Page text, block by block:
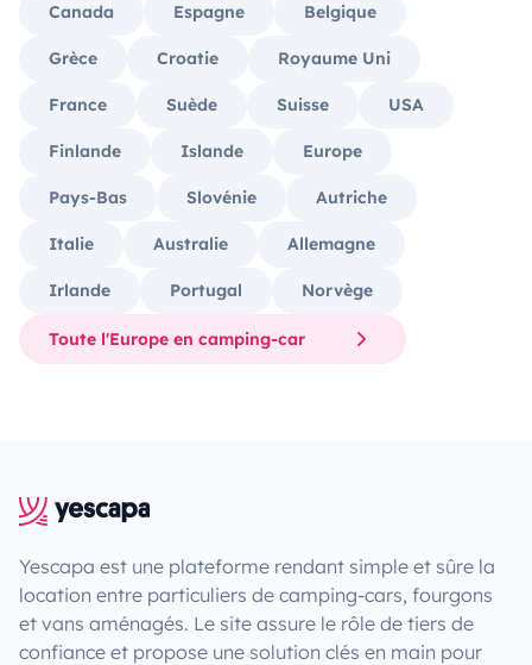
Canada Espagne Belgique
Grèce Croatie Royaume Uni
France Suède Suisse USA
Finlande Islande Europe
Pays-Bas Slovénie Autriche
Italie Australie Allemagne
Irlande Portugal Norvège
Toute l'Europe en camping-car
Yescapa est une plateforme rendant simple et sûre la
location entre particuliers de camping-cars, fourgons
et vans aménagés. Le site assure le rôle de tiers de
confiance et propose une solution clés en main pour